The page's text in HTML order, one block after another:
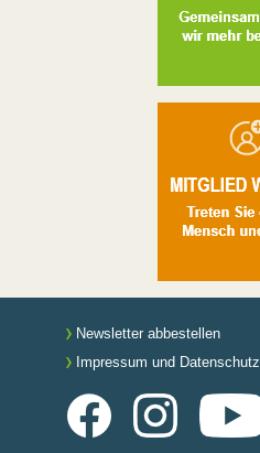
Newsletter abbestellen
Impressum und Datenschutz